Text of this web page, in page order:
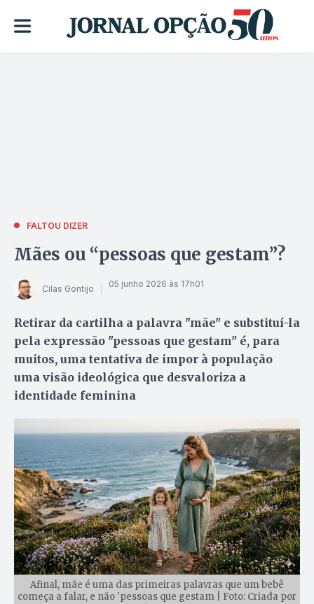
FALTOU DIZER
Mães ou “pessoas que gestam”?
Cilas Gontijo 05 junho 2026 às 17h01
Retirar da cartilha a palavra "mãe" e substituí-la
pela expressão "pessoas que gestam" é, para
muitos, uma tentativa de impor à população
uma visão ideológica que desvaloriza a
identidade feminina
Afinal, mãe é uma das primeiras palavras que um bebê
começa a falar, e não 'pessoas que gestam | Foto: Criada por